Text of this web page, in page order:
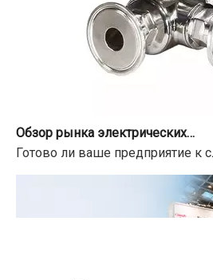
Готово ли ваше предприятие